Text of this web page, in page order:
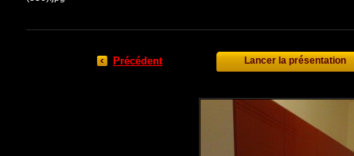
Précédent Lancer la présentation